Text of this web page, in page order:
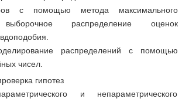
с помощью метода максимального
выборочное распределение оценок
распределений с помощью
чисел.
гипотез
и непараметрического